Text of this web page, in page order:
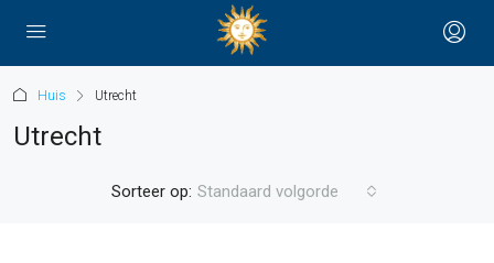
Huis Utrecht
Utrecht
Sorteer op: Standaard volgorde